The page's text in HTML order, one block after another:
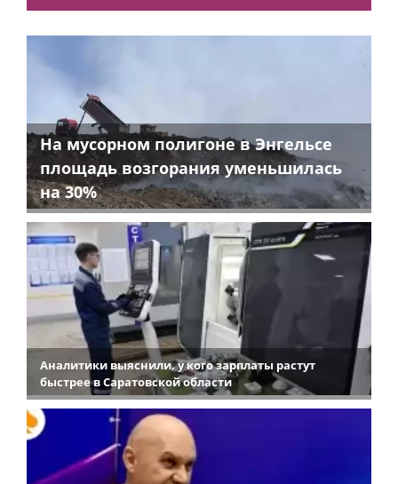
На мусорном полигоне в Энгельсе
площадь возгорания уменьшилась
на 30%
Аналитики выяснили, у кого зарплаты растут
быстрее в Саратовской области